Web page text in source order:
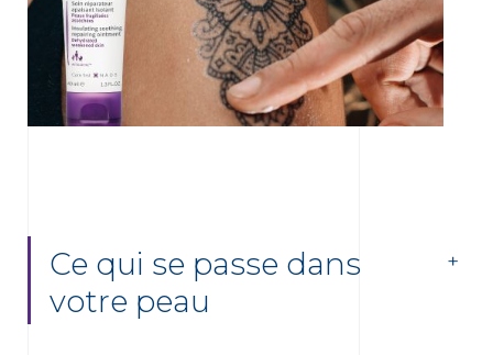
Ce qui se passe dans
votre peau